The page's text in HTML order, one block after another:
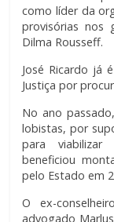
como líder da
provisórias nos
Dilma Rousseff.
José Ricardo já
Justiça por
No ano
lobistas, por
para viabilizar
beneficiou
pelo Estado em
O ex-
advogado